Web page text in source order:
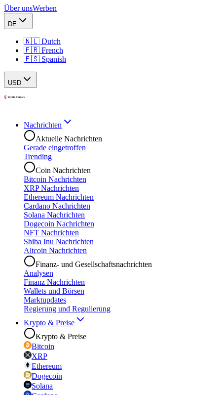
Über unsWerben
DE
🇳🇱 Dutch
🇫🇷 French
🇪🇸 Spanish
USD
Nachrichten
Aktuelle Nachrichten
Gerade eingetroffen
Trending
Coin Nachrichten
Bitcoin Nachrichten
XRP Nachrichten
Ethereum Nachrichten
Cardano Nachrichten
Solana Nachrichten
Dogecoin Nachrichten
NFT Nachrichten
Shiba Inu Nachrichten
Altcoin Nachrichten
Finanz- und Gesellschaftsnachrichten
Analysen
Finanz Nachrichten
Wallets und Börsen
Marktupdates
Regierung und Regulierung
Krypto & Preise
Krypto & Preise
Bitcoin
XRP
Ethereum
Dogecoin
Solana